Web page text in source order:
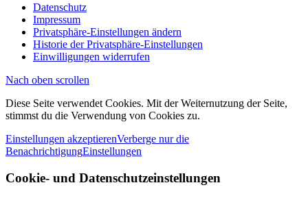
Datenschutz
Impressum
Privatsphäre-Einstellungen ändern
Historie der Privatsphäre-Einstellungen
Einwilligungen widerrufen
Nach oben scrollen
Diese Seite verwendet Cookies. Mit der Weiternutzung der Seite,
stimmst du die Verwendung von Cookies zu.
Einstellungen akzeptierenVerberge nur die
BenachrichtigungEinstellungen
Cookie- und Datenschutzeinstellungen